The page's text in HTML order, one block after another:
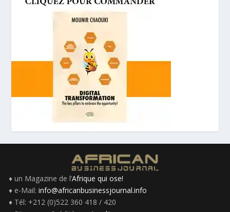
♦ un Magazine de l’Afrique qui ose!
♦ e-Mail: info@africanbusinessjournal.info
♦ Tél: +212 (0)522 360 418 / 420